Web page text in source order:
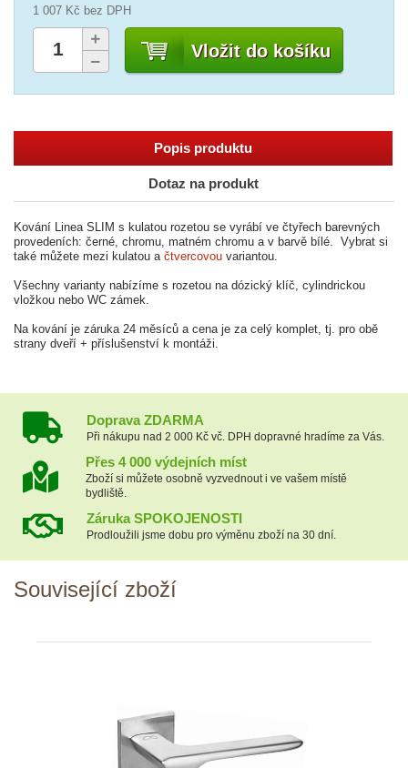
Vložit do košíku
1 007 Kč bez DPH
Popis produktu
Dotaz na produkt
Kování Linea SLIM s kulatou rozetou se vyrábí ve čtyřech barevných
provedeních: černé, chromu, matném chromu a v barvě bílé. Vybrat si
také můžete mezi kulatou a čtvercovou variantou.
Všechny varianty nabízíme s rozetou na dózický klíč, cylindrickou
vložkou nebo WC zámek.
Na kování je záruka 24 měsíců a cena je za celý komplet, tj. pro obě
strany dveří + příslušenství k montáži.
Doprava ZDARMA
Při nákupu nad 2 000 Kč vč. DPH dopravné hradíme za Vás.
Přes 4 000 výdejních míst
Zboží si můžete osobně vyzvednout i ve vašem místě
bydliště.
Záruka SPOKOJENOSTI
Prodloužili jsme dobu pro výměnu zboží na 30 dní.
Související zboží